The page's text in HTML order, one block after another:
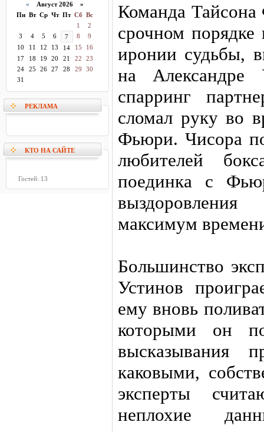
« Август 2026 »
Пн Вт Ср Чт Пт Сб Вс
1
2
3
4 5 6 7 8
9
10
11 12 13 14 15
16
17
18 19 20 21 22
23
24
25 26 27 28 29
30
31
РЕКЛАМА
КТО НА САЙТЕ
Гостей: 13
Команда
срочном порядке
иронии судьбы,
на Александре
спарринг
сломал руку во
Фьюри. Чисора
любителей
поединка с
максимум
Большинство
Устинов
ему вновь
которыми он
высказывания
каковыми,
эксперты
неплохие